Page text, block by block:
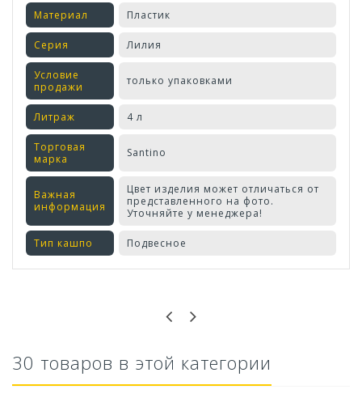
Материал Пластик
Серия Лилия
Условие
продажи
только упаковками
Литраж 4 л
Торговая
марка
Santino
Важная
информация
Цвет изделия может отличаться от
представленного на фото.
Уточняйте у менеджера!
Тип кашпо Подвесное
30 товаров в этой категории